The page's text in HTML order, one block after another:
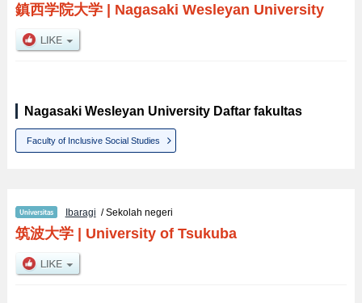
鎮西学院大学| Nagasaki Wesleyan University
Nagasaki Wesleyan University Daftar fakultas
Faculty of Inclusive Social Studies
Ibaragi / Sekolah negeri
筑波大学| University of Tsukuba